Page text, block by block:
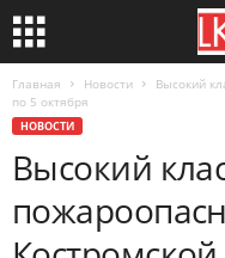
Главная Новости
Высокий
по 5 октября
НОВОСТИ
Высокий